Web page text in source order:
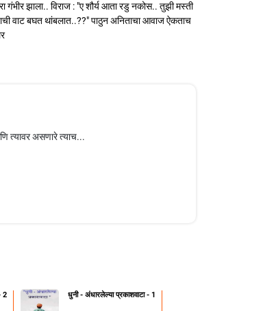
गंभीर झाला.. विराज : "ए शौर्य आता रडु नकोस.. तुझी मस्ती
वाट बघत थांबलात..??" पाठुन अनिताचा आवाज ऐकताच
त्यावर असणारे त्याच...
2 धुनी - अंधारलेल्या प्रकाशवाटा - 1